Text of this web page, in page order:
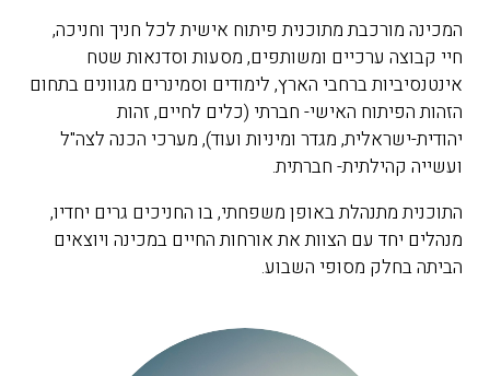
המכינה מורכבת מתוכנית פיתוח אישית לכל חניך וחניכה,
חיי קבוצה ערכיים ומשותפים, מסעות וסדנאות שטח
אינטנסיביות ברחבי הארץ, לימודים וסמינרים מגוונים בתחום
הזהות הפיתוח האישי- חברתי (כלים לחיים, זהות
יהודית-ישראלית, מגדר ומיניות ועוד), מערכי הכנה לצה"ל
ועשייה קהילתית- חברתית.
התוכנית מתנהלת באופן משפחתי, בו החניכים גרים יחדיו,
מנהלים יחד עם הצוות את אורחות החיים במכינה ויוצאים
הביתה בחלק מסופי השבוע.